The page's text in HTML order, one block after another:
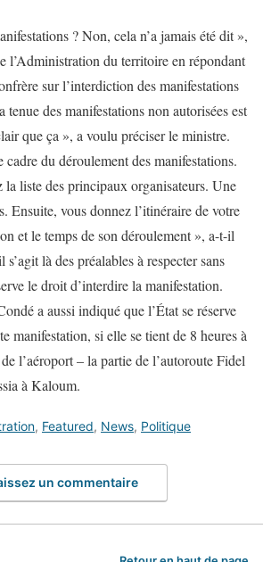
? Non, cela n’a jamais été dit »,
l’Administration du territoire en répondant
sur l’interdiction des manifestations
tenue des manifestations non autorisées est
que ça », a voulu préciser le ministre.
du déroulement des manifestations.
la liste des principaux organisateurs. Une
Ensuite, vous donnez l’itinéraire de votre
et le temps de son déroulement », a-t-il
là des préalables à respecter sans
le droit d’interdire la manifestation.
a aussi indiqué que l’État se réserve
manifestation, si elle se tient de 8 heures à
l’aéroport – la partie de l’autoroute Fidel
à Kaloum.
, Featured, News, Politique
un commentaire